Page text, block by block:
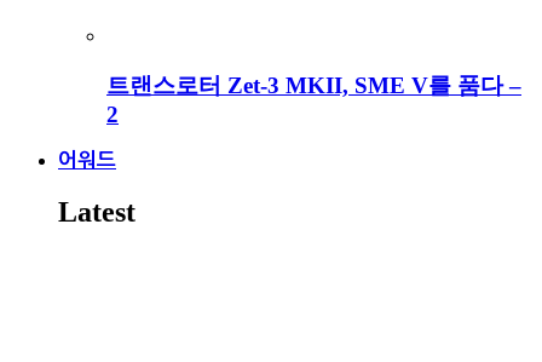
트랜스로터 Zet-3 MKII, SME V를 품다 –
2
어워드
Latest